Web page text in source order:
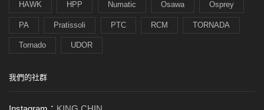
HAWK HPP Numatic Osawa Osprey
PA Pratissoli PTC RCM TORNADA
Tornado UDOR
我們的社群